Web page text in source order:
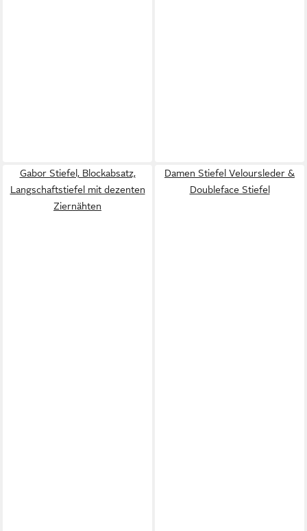
Gabor Stiefel, Blockabsatz,
Langschaftstiefel mit dezenten
Ziernähten
Damen Stiefel Veloursleder &
Doubleface Stiefel